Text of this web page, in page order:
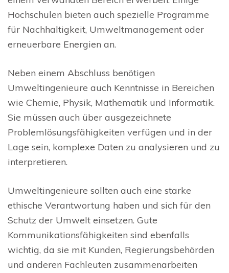
Hochschulen bieten auch spezielle Programme
für Nachhaltigkeit, Umweltmanagement oder
erneuerbare Energien an.
Neben einem Abschluss benötigen
Umweltingenieure auch Kenntnisse in Bereichen
wie Chemie, Physik, Mathematik und Informatik.
Sie müssen auch über ausgezeichnete
Problemlösungsfähigkeiten verfügen und in der
Lage sein, komplexe Daten zu analysieren und zu
interpretieren.
Umweltingenieure sollten auch eine starke
ethische Verantwortung haben und sich für den
Schutz der Umwelt einsetzen. Gute
Kommunikationsfähigkeiten sind ebenfalls
wichtig, da sie mit Kunden, Regierungsbehörden
und anderen Fachleuten zusammenarbeiten